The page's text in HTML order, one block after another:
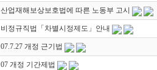
산업재해보상보호법에 따른 노동부 고시
비정규직법「차별시정제도」안내
07.7.27 개정 근기법
07 개정 기간제법